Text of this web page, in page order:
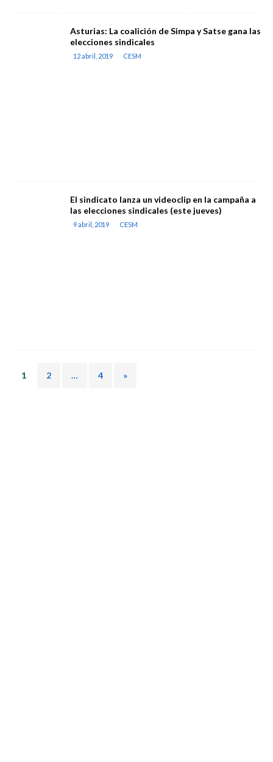
Asturias: La coalición de Simpa y Satse gana las
elecciones sindicales
12 abril, 2019 CESM
El sindicato lanza un videoclip en la campaña a
las elecciones sindicales (este jueves)
9 abril, 2019 CESM
1 2 … 4 »